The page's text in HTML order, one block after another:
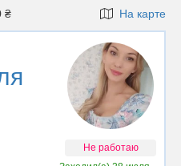
₴ На карте
Не работаю